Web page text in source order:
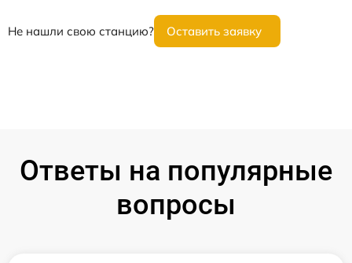
Не нашли свою станцию? Оставить заявку
Ответы на популярные
вопросы